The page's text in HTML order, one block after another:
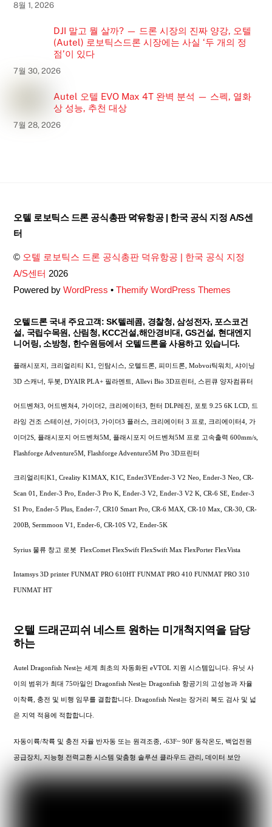
8월 1, 2026
DJI 말고 뭘 살까? — 드론 시장의 진짜 양강, 오텔
(Autel) 로보틱스드론 시장에는 사실 ‘두 개의 정
점’이 있다
7월 30, 2026
Autel 오텔 EVO Max 4T 완벽 분석 — 스펙, 열화
상 성능, 추천 대상
7월 28, 2026
Back
오텔 로보틱스 드론 공식총판 덕유항공 | 한국 공식 지정 A/S센
터
© 오텔 로보틱스 드론 공식총판 덕유항공 | 한국 공식 지정
A/S센터 2026
Powered byWordPress •Themify WordPress Themes
오텔드론 국내 주요고객: SK텔레콤, 경찰청, 삼성전자, 포스코건
설, 국립수목원, 산림청, KCC건설,해안경비대, GS건설, 현대엔지
니어링, 소방청, 한수원등에서 오텔드론을 사용하고 있습니다.
플래시포지, 크리얼리티 K1, 인탐시스, 오텔드론, 피미드론, Mobvoi틱워치, 샤이닝
3D 스캐너, 두봇, DYAIR PLA+ 필라멘트, Allevi Bio 3D프린터, 스핀큐 양자컴퓨터
어드벤쳐3, 어드벤쳐4, 가이더2, 크리에이터3, 헌터 DLP레진, 포토 9.25 6K LCD, 드
라잉 건조 스테이션, 가이더3, 가이더3 플러스, 크리에이터 3 프로, 크리에이터4, 가
이더2S, 플래시포지 어드벤쳐5M, 플래시포지 어드벤쳐5M 프로 고속출력 600mm/s,
Flashforge Adventure5M, Flashforge Adventure5M Pro 3D프린터
크리얼리티K1, Creality K1MAX, K1C, Ender3VEnder-3 V2 Neo, Ender-3 Neo, CR-
Scan 01, Ender-3 Pro, Ender-3 Pro K, Ender-3 V2, Ender-3 V2 K, CR-6 SE, Ender-3
S1 Pro, Ender-5 Plus, Ender-7, CR10 Smart Pro, CR-6 MAX, CR-10 Max, CR-30, CR-
200B, Sermmoon V1, Ender-6, CR-10S V2, Ender-5K
Syrius 물류 창고 로봇 FlexComet FlexSwift FlexSwift Max FlexPorter FlexVista
Intamsys 3D printer FUNMAT PRO 610HT FUNMAT PRO 410 FUNMAT PRO 310
FUNMAT HT
오텔 드래곤피쉬 네스트 원하는 미개척지역을 담당
하는
Autel Dragonfish Nest는 세계 최초의 자동화된 eVTOL 지원 시스템입니다. 유닛 사
이의 범위가 최대 75마일인 Dragonfish Nest는 Dragonfish 항공기의 고성능과 자율
이착륙, 충전 및 비행 임무를 결합합니다. Dragonfish Nest는 장거리 복도 검사 및 넓
은 지역 적용에 적합합니다.
자동이륙/착륙 및 충전 자율 반자동 또는 원격조종, -63F~ 90F 동작온도, 백업전원
공급장치, 지능형 전력교환 시스템 맞춤형 솔루션 클라우드 관리, 데이터 보안